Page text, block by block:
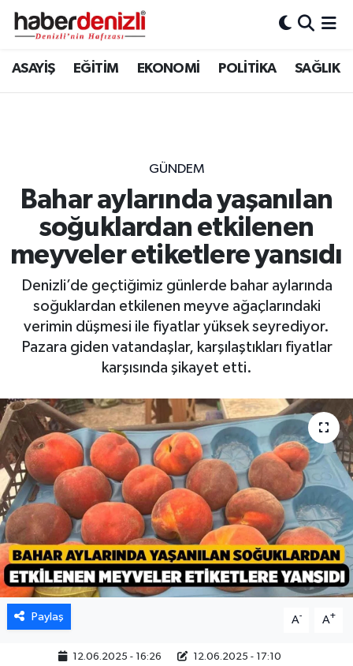
ASAYİŞ EĞİTİM EKONOMİ POLİTİKA SAĞLIK
GÜNDEM
Bahar aylarında yaşanılan
soğuklardan etkilenen
meyveler etiketlere yansıdı
Denizli’de geçtiğimiz günlerde bahar aylarında
soğuklardan etkilenen meyve ağaçlarındaki
verimin düşmesi ile fiyatlar yüksek seyrediyor.
Pazara giden vatandaşlar, karşılaştıkları fiyatlar
karşısında şikayet etti.
Paylaş A- A+
12.06.2025 - 16:26 12.06.2025 - 17:10
Denizli Nöbetçi Eczaneler
Tüm Manşetler
Son Dakika Haberleri
Haber Arşivi